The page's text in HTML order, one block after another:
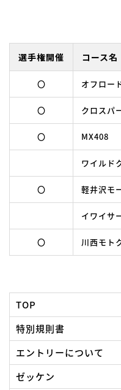
選手権開催 コース名
〇 オフロー
〇 クロスパ
〇 MX408
ワイルド
〇 軽井沢モ
イワイサ
〇 川西モト
TOP
特別規則書
エントリーについて
ゼッケン